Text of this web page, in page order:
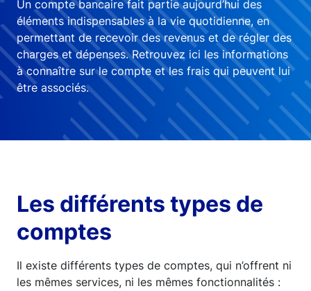
Un compte bancaire fait partie aujourd’hui des
éléments indispensables à la vie quotidienne, en
permettant de recevoir des revenus et de régler des
charges et dépenses. Retrouvez ici les informations
à connaître sur le compte et les frais qui peuvent lui
être associés.
Les différents types de
comptes
Il existe différents types de comptes, qui n’offrent ni
les mêmes services, ni les mêmes fonctionnalités :